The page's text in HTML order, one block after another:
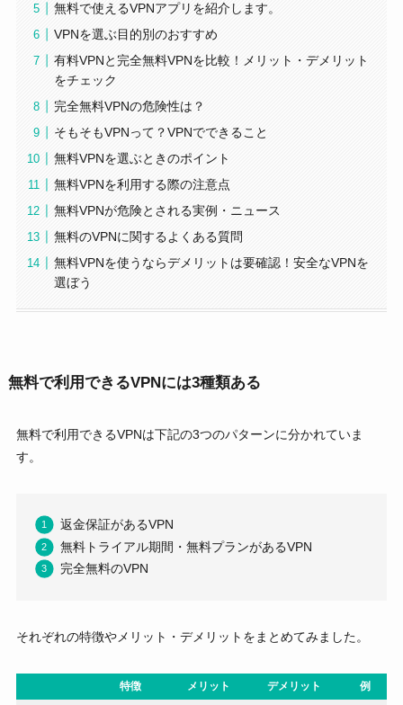
無料で使えるVPNアプリを紹介します。
VPNを選ぶ目的別のおすすめ
有料VPNと完全無料VPNを比較！メリット・デメリット
をチェック
完全無料VPNの危険性は？
そもそもVPNって？VPNでできること
無料VPNを選ぶときのポイント
無料VPNを利用する際の注意点
無料VPNが危険とされる実例・ニュース
無料のVPNに関するよくある質問
無料VPNを使うならデメリットは要確認！安全なVPNを
選ぼう
無料で利用できるVPNには3種類ある
無料で利用できるVPNは下記の3つのパターンに分かれていま
す。
返金保証があるVPN
無料トライアル期間・無料プランがあるVPN
完全無料のVPN
それぞれの特徴やメリット・デメリットをまとめてみました。
特徴 メリット デメリット 例